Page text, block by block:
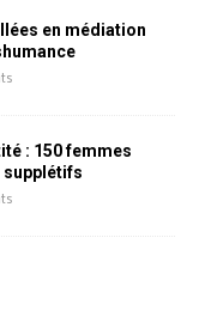
en médiation
: 150 femmes
supplétifs